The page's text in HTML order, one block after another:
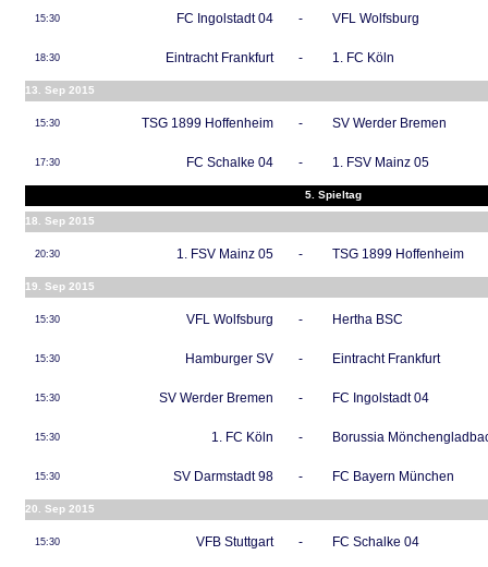
15:30 FC Ingolstadt 04 - VFL Wolfsburg
18:30 Eintracht Frankfurt - 1. FC Köln
13. Sep 2015
15:30 TSG 1899 Hoffenheim - SV Werder Bremen
17:30 FC Schalke 04 - 1. FSV Mainz 05
5. Spieltag
18. Sep 2015
20:30 1. FSV Mainz 05 - TSG 1899 Hoffenheim
19. Sep 2015
15:30 VFL Wolfsburg - Hertha BSC
15:30 Hamburger SV - Eintracht Frankfurt
15:30 SV Werder Bremen - FC Ingolstadt 04
15:30 1. FC Köln - Borussia
15:30 SV Darmstadt 98 - FC Bayern München
20. Sep 2015
15:30 VFB Stuttgart - FC Schalke 04